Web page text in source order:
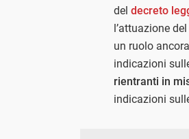
del decreto
l’attuazione
un ruolo
indicazioni
rientranti in
indicazioni